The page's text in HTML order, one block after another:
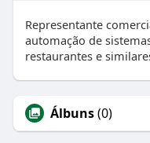
Representante
automação de
restaurantes e
Álbuns(0)